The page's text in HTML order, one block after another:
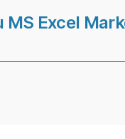
MS Excel